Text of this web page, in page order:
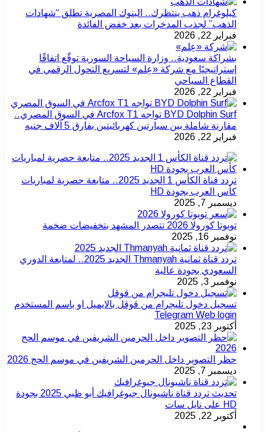
كيلوغرام ذهب ينتظرك.. البنوك المصرية تطلق “شهادات
الذهب” لجذب المدخرات بعد خفض الفائدة
فبراير 22, 2026
بشراكة سعودية.. وزارة السياحة السورية توقّع اتفاقًا
إستراتيجيًا مع شركة «عِلم» لتسريع التحول الرقمي في
القطاع السياحي
فبراير 22, 2026
BYD Dolphin Surf تواجه Arcfox T1 في السوق المصري..
مقارنة شاملة بين سيارتين كهربائيتين بفارق 5 آلاف جنيه
فبراير 22, 2026
تردد قناة الكأس 1 الجديد 2025.. متابعة حصرية لمباريات
كأس العرب بجودة HD
ديسمبر 7, 2025
تويوتا كورولا 2026 تتصدر المشهد بتخفيضات ضخمة
نوفمبر 16, 2025
تردد قناة ثمانية Thmanyah الجديد 2025.. لمتابعة الدوري
السعودي بجودة عالية
نوفمبر 3, 2025
تسجيل دخول تليجرام من قوقل بالايميل او باسم المستخدم
Telegram Web login
أكتوبر 23, 2025
حظر التصوير داخل الحرمين الشريفين في موسم الحج 2026
ديسمبر 7, 2025
تحديث تردد قناة ناشيونال جيوغرافيك أبو ظبي 2025 بجودة
HD على نايل سات
أكتوبر 22, 2025